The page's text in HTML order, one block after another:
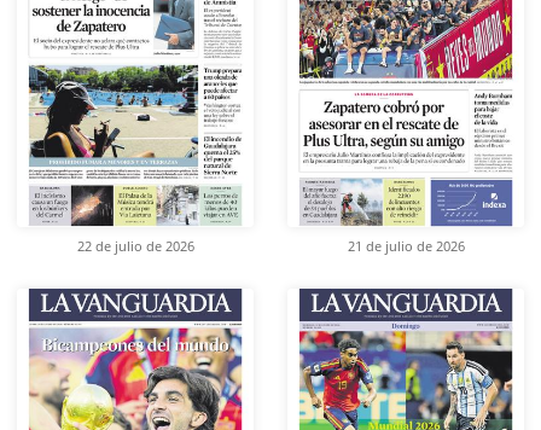
22 de julio de 2026 21 de julio de 2026